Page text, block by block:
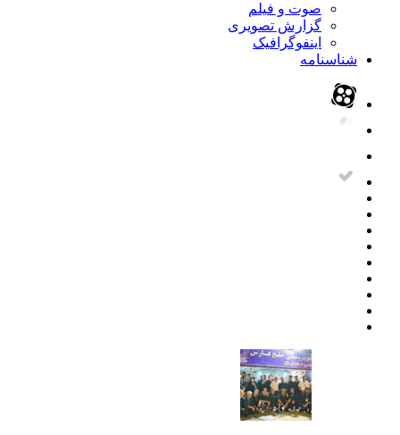
صوت و فیلم
گزارش تصویری
اینفوگرافیک
شناسنامه